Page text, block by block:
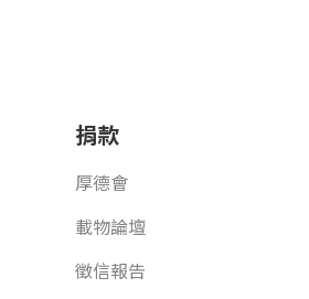
捐款
厚德會
載物論壇
徵信報告